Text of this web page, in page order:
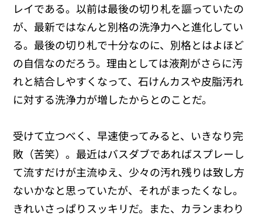
レイである。以前は最後の切り札を謳っていたの
が、最新ではなんと別格の洗浄力へと進化してい
る。最後の切り札で十分なのに、別格とはよほど
の自信なのだろう。理由としては液剤がさらに汚
れと結合しやすくなって、石けんカスや皮脂汚れ
に対する洗浄力が増したからとのことだ。
受けて立つべく、早速使ってみると、いきなり完
敗（苦笑）。最近はバスダブであればスプレーし
て流すだけが主流ゆえ、少々の汚れ残りは致し方
ないかなと思っていたが、それがまったくなし。
きれいさっぱりスッキリだ。また、カランまわり